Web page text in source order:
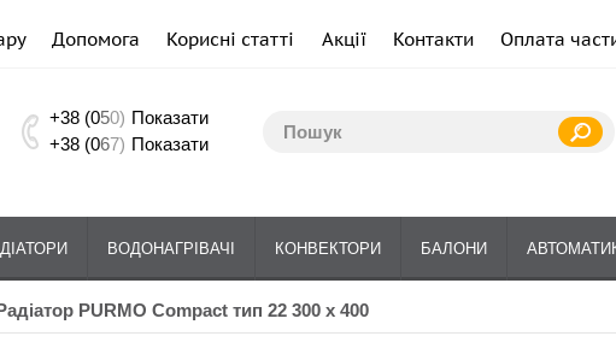
Допомога Корисні статті Акції Контакти Оплата
+38 (050) Показати
+38 (067) Показати
ВОДОНАГРІВАЧІ КОНВЕКТОРИ БАЛОНИ
Радіатор PURMO Compact тип 22 300 x 400